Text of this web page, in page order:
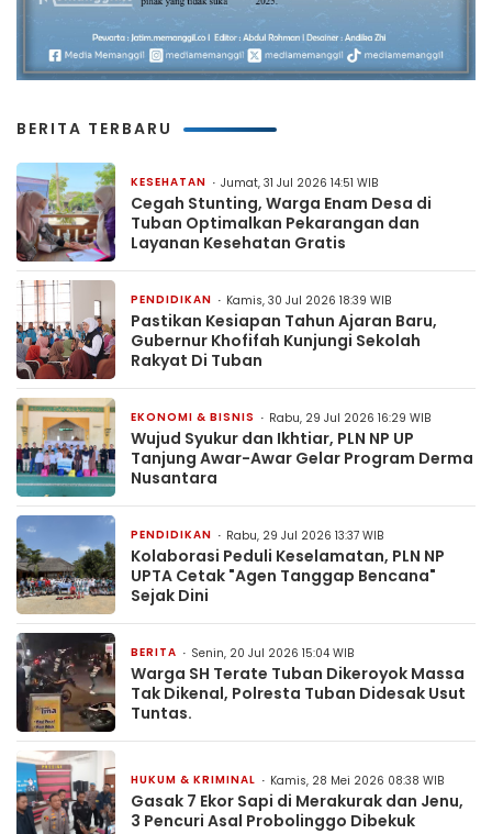
BERITA TERBARU
KESEHATAN Jumat, 31 Jul 2026 14:51 WIB
Cegah Stunting, Warga Enam Desa di
Tuban Optimalkan Pekarangan dan
Layanan Kesehatan Gratis
PENDIDIKAN Kamis, 30 Jul 2026 18:39 WIB
Pastikan Kesiapan Tahun Ajaran Baru,
Gubernur Khofifah Kunjungi Sekolah
Rakyat Di Tuban
EKONOMI & BISNIS Rabu, 29 Jul 2026 16:29 WIB
Wujud Syukur dan Ikhtiar, PLN NP UP
Tanjung Awar-Awar Gelar Program Derma
Nusantara
PENDIDIKAN Rabu, 29 Jul 2026 13:37 WIB
Kolaborasi Peduli Keselamatan, PLN NP
UPTA Cetak "Agen Tanggap Bencana"
Sejak Dini
BERITA Senin, 20 Jul 2026 15:04 WIB
Warga SH Terate Tuban Dikeroyok Massa
Tak Dikenal, Polresta Tuban Didesak Usut
Tuntas.
HUKUM & KRIMINAL Kamis, 28 Mei 2026 08:38 WIB
Gasak 7 Ekor Sapi di Merakurak dan Jenu,
3 Pencuri Asal Probolinggo Dibekuk